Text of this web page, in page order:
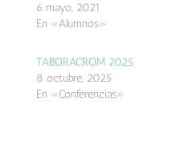
6 mayo, 2021
En «Alumnos»
TABORACROM 2025
8 octubre, 2025
En «Conferencias»